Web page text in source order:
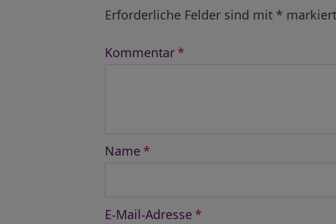
Erforderliche Felder sind mit * markiert
Kommentar *
Name *
E-Mail-Adresse *